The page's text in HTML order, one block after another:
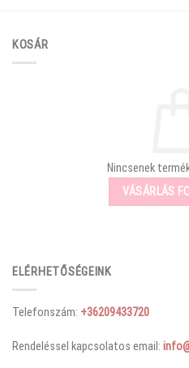
KOSÁR
Nincsenek
VÁSÁRLÁS
ELÉRHETŐSÉGEINK
Telefonszám: +36209433720
Rendeléssel kapcsolatos email: